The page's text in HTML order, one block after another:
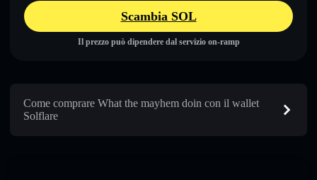
Scambia SOL
Il prezzo può dipendere dal servizio on-ramp
Come comprare What the mayhem doin con il wallet
Solflare